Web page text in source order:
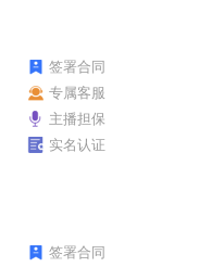
签署合同
专属客服
主播担保
实名认证
签署合同